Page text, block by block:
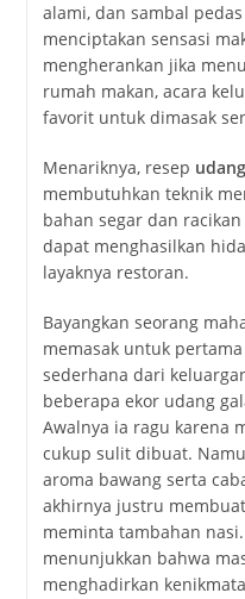
alami, dan sambal
menciptakan sensasi
mengherankan jika
rumah makan, acara
favorit untuk dimasak
Menariknya, resep
membutuhkan teknik
bahan segar dan
dapat menghasilkan
layaknya restoran.
Bayangkan seorang
memasak untuk
sederhana dari
beberapa ekor udang
Awalnya ia ragu karena
cukup sulit dibuat.
aroma bawang serta
akhirnya justru
meminta tambahan
menunjukkan bahwa
menghadirkan